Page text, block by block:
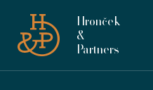
Hronček
&
Partners